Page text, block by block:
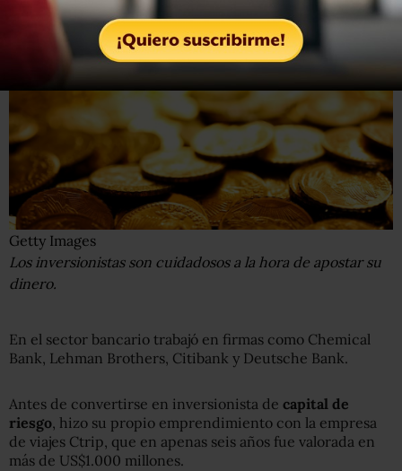
Getty Images
Los inversionistas son cuidadosos a la hora de apostar su
dinero.
En el sector bancario trabajó en firmas como Chemical
Bank, Lehman Brothers, Citibank y Deutsche Bank.
Antes de convertirse en inversionista de capital de
riesgo, hizo su propio emprendimiento con la empresa
de viajes Ctrip, que en apenas seis años fue valorada en
más de US$1.000 millones.